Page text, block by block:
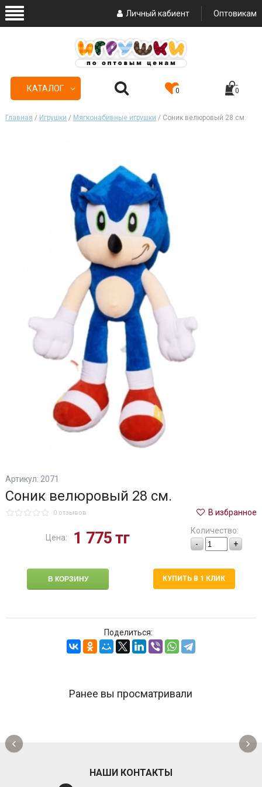
Личный кабиент Оптовикам
КАТАЛОГ 0 0
Главная / Игрушки / Мягконабивные игрушки / Соник велюровый 28 см.
Артикул: 2071
Соник велюровый 28 см.
0 отзывов В избранное
Цена: 1 775тг
Количество:
-
+
КУПИТЬ В 1 КЛИК
Поделиться:
Ранее вы просматривали
‹ ›
НАШИ КОНТАКТЫ